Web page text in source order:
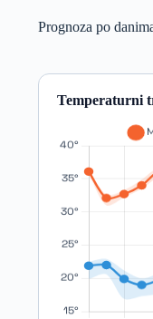
Prognoza po
Temperaturni